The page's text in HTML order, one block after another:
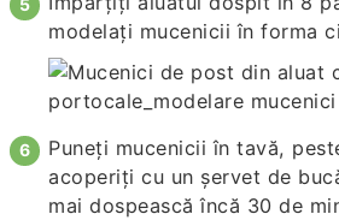
modelați mucenicii în forma
Puneți mucenicii în tavă,
acoperiți cu un șervet de
mai dospească încă 30 de